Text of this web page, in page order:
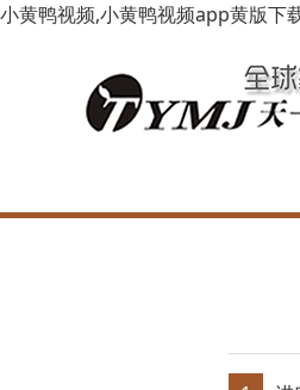
小黄鸭视频,小黄鸭视频app黄版下